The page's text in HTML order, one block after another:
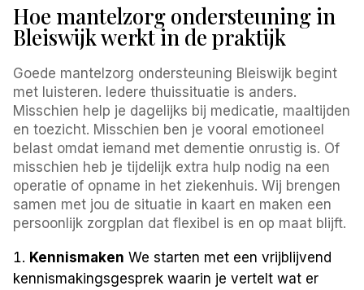
Hoe mantelzorg ondersteuning in
Bleiswijk werkt in de praktijk
Goede mantelzorg ondersteuning Bleiswijk begint
met luisteren. Iedere thuissituatie is anders.
Misschien help je dagelijks bij medicatie, maaltijden
en toezicht. Misschien ben je vooral emotioneel
belast omdat iemand met dementie onrustig is. Of
misschien heb je tijdelijk extra hulp nodig na een
operatie of opname in het ziekenhuis. Wij brengen
samen met jou de situatie in kaart en maken een
persoonlijk zorgplan dat flexibel is en op maat blijft.
Kennismaken We starten met een vrijblijvend
kennismakingsgesprek waarin je vertelt wat er